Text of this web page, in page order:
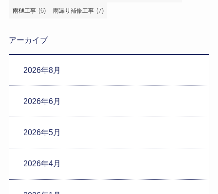
雨樋工事 (6) 雨漏り補修工事 (7)
アーカイブ
2026年8月
2026年6月
2026年5月
2026年4月